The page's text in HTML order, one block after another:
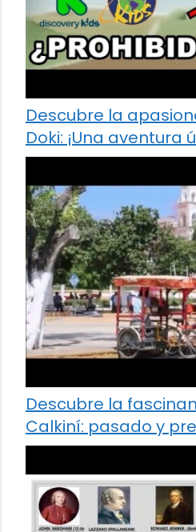
Descubre la
Doki: ¡Una aventura
Descubre la
Calkiní: pasado y